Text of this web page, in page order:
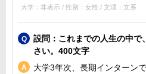
大学：非表示 / 性別：女性 / 文理：文系
設問：これまでの人生の中で
さい。400文字
大学3年次、長期インターン